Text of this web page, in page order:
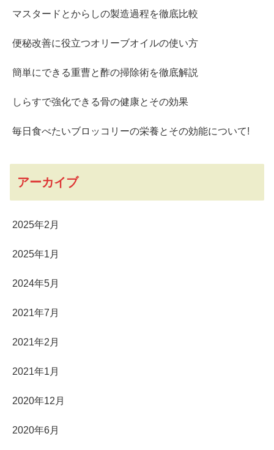
マスタードとからしの製造過程を徹底比較
便秘改善に役立つオリーブオイルの使い方
簡単にできる重曹と酢の掃除術を徹底解説
しらすで強化できる骨の健康とその効果
毎日食べたいブロッコリーの栄養とその効能について!
アーカイブ
2025年2月
2025年1月
2024年5月
2021年7月
2021年2月
2021年1月
2020年12月
2020年6月